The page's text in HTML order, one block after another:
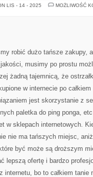
LIS - 14 - 2025
MOŻLIWOŚĆ
robić dużo tańsze zakupy,
musimy po prostu
żadną tajemnicą, że
w internecie po
jest skorzystanie z
paletka do ping ponga,
w sklepach internetowych.
nie ma tańszych miejsc,
być może są droższym
lepszą ofertę i bardzo
internetu, bo to całkiem tanie